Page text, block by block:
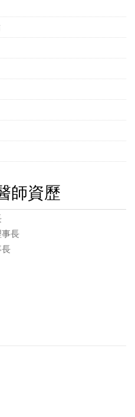
師資歷
事長
長